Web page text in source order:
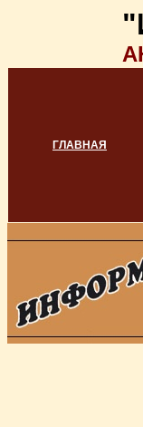
ГЛАВНАЯ